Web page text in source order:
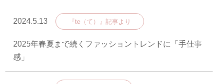
2024.5.13 『te（て）』記事より
2025年春夏まで続くファッショントレンドに「手仕事
感」